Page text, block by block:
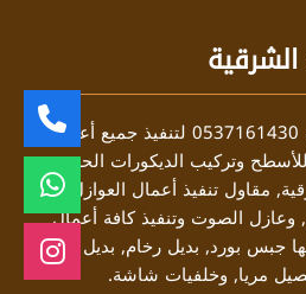
مؤسسة مقاولات الشرقية 0537161430 لتنفيذ جميع أعمال
للأسطح وتركيب الديكورات الحديثة
مقاول تنفيذ أعمال العوازل منها
الصوت وتنفيذ كافة أعمال
جبس بورد, بديل رخام, بديل
مريا, وخلفيات شاشة.